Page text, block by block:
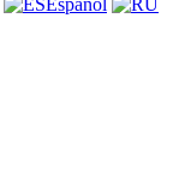
Espanol